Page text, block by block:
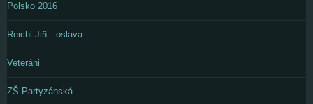
Polsko 2016
Reichl Jiří - oslava
Veteráni
ZŠ Partyzánská